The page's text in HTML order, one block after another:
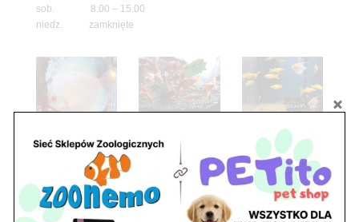
sob. 8.00 – 15.00
niedz. zamknięte